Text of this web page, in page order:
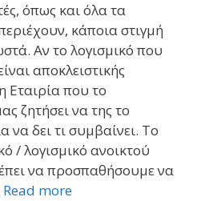
όπως και όλα τα
κάποια στιγμή
Αν το λογισμικό που
αποκλειστικής
Εταιρία που το
ζητήσει να της το
να δει τι συμβαίνει. To
/ λογισμικό ανοικτού
να προσπαθήσουμε να
Read more